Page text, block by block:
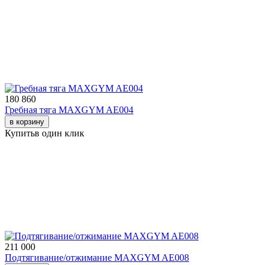
180 860
Гребная тяга MAXGYM AE004
в корзину
Купитьв один клик
211 000
Подтягивание/отжимание MAXGYM AE008